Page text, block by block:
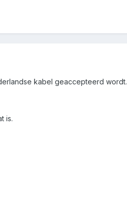
kabel geaccepteerd wordt.
is.